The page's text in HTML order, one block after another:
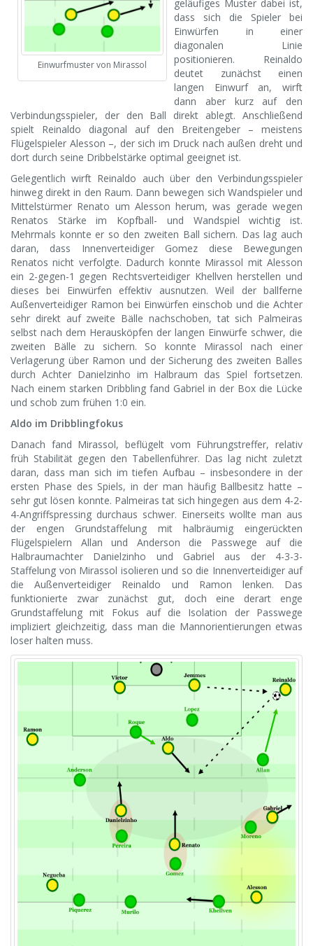
Einwurfmuster von Mirassol
geläufiges Muster dabei ist,
dass sich die Spieler bei
Einwürfen in einer
diagonalen Linie
positionieren. Reinaldo
deutet zunächst einen
langen Einwurf an, wirft
dann aber kurz auf den
Verbindungsspieler, der den Ball direkt ablegt. Anschließend
spielt Reinaldo diagonal auf den Breitengeber – meistens
Flügelspieler Alesson –, der sich im Druck nach außen dreht und
dort durch seine Dribbelstärke optimal geeignet ist.
Gelegentlich wirft Reinaldo auch über den Verbindungsspieler
hinweg direkt in den Raum. Dann bewegen sich Wandspieler und
Mittelstürmer Renato um Alesson herum, was gerade wegen
Renatos Stärke im Kopfball- und Wandspiel wichtig ist.
Mehrmals konnte er so den zweiten Ball sichern. Das lag auch
daran, dass Innenverteidiger Gomez diese Bewegungen
Renatos nicht verfolgte. Dadurch konnte Mirassol mit Alesson
ein 2-gegen-1 gegen Rechtsverteidiger Khellven herstellen und
dieses bei Einwürfen effektiv ausnutzen. Weil der ballferne
Außenverteidiger Ramon bei Einwürfen einschob und die Achter
sehr direkt auf zweite Bälle nachschoben, tat sich Palmeiras
selbst nach dem Herausköpfen der langen Einwürfe schwer, die
zweiten Bälle zu sichern. So konnte Mirassol nach einer
Verlagerung über Ramon und der Sicherung des zweiten Balles
durch Achter Danielzinho im Halbraum das Spiel fortsetzen.
Nach einem starken Dribbling fand Gabriel in der Box die Lücke
und schob zum frühen 1:0 ein.
Aldo im Dribblingfokus
Danach fand Mirassol, beflügelt vom Führungstreffer, relativ
früh Stabilität gegen den Tabellenführer. Das lag nicht zuletzt
daran, dass man sich im tiefen Aufbau – insbesondere in der
ersten Phase des Spiels, in der man häufig Ballbesitz hatte –
sehr gut lösen konnte. Palmeiras tat sich hingegen aus dem 4-2-
4-Angriffspressing durchaus schwer. Einerseits wollte man aus
der engen Grundstaffelung mit halbräumig eingerückten
Flügelspielern Allan und Anderson die Passwege auf die
Halbraumachter Danielzinho und Gabriel aus der 4-3-3-
Staffelung von Mirassol isolieren und so die Innenverteidiger auf
die Außenverteidiger Reinaldo und Ramon lenken. Das
funktionierte zwar zunächst gut, doch eine derart enge
Grundstaffelung mit Fokus auf die Isolation der Passwege
impliziert gleichzeitig, dass man die Mannorientierungen etwas
loser halten muss.